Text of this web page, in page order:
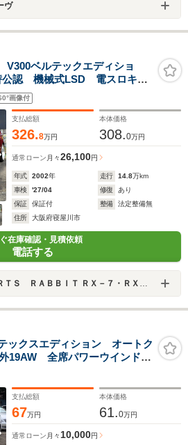
ヴ
ベルテックエディショ
公認 機械式LSD 電スロキャ
パー 前置きI/C 車高調 LM
ロ オイルクーラー エアク
画像付
支払総額
326.8万円
本体価格
308.0万円
通常ローン 月々26,100円
年式 2002年 走行 14.8万km
車検
'27/04 修復
あり
保証
保証付 整備
法定整備無
住所
大阪府寝屋川市
在庫確認・見積依頼
電話する
ＲＡＢＢＩＴ ＲＸ－７・ＲＸ－８専門店
ックスエディション オートク
全席パワーウインド
ETC 社外HDDナビ フル
支払総額
67万円
本体価格
61.0万円
通常ローン 月々10,000円